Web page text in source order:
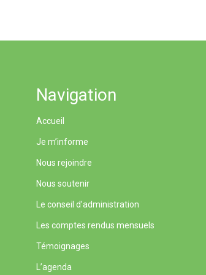
Navigation
Accueil
Je m’informe
Nous rejoindre
Nous soutenir
Le conseil d’administration
Les comptes rendus mensuels
Témoignages
L’agenda